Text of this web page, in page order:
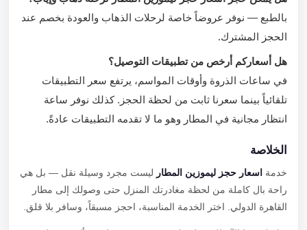
بالطبع — نوفر عروضاً خاصة لرحلات الذهاب والعودة بخصم عند
الحجز المشترك.
هل أسعاركم أرخص من تطبيقات التوصيل؟
في ساعات الذروة وأوقات المواسم، يرتفع سعر التطبيقات
تلقائياً بينما سعرنا ثابت من لحظة الحجز. كذلك نوفر ساعة
انتظار مجانية في المطار وهو ما لا تقدمه التطبيقات عادةً.
الخلاصة
خدمةاسعار حجز ليموزين المطارليست مجرد وسيلة نقل — بل هي
راحة بال كاملة من لحظة مغادرتك المنزل حتى وصولك إلى مطار
القاهرة الدولي. اختر الخدمة المناسبة، احجز مسبقاً، وسافر بلا قلق.